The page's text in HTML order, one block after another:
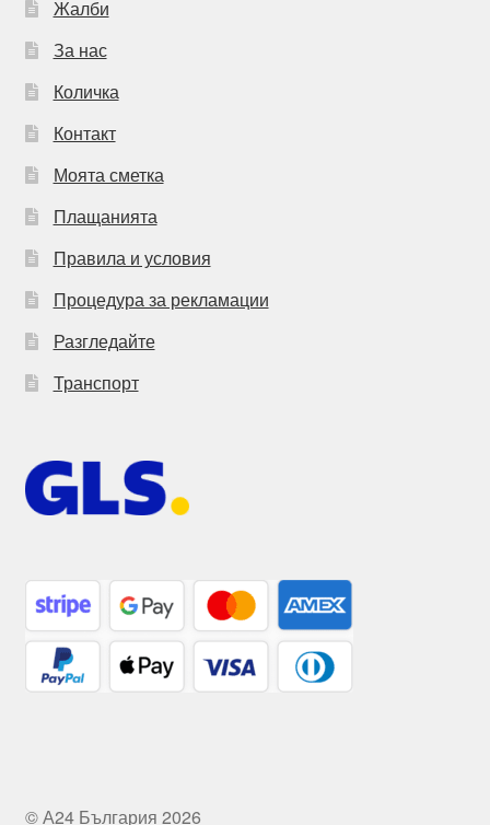
Жалби
За нас
Количка
Контакт
Моята сметка
Плащанията
Правила и условия
Процедура за рекламации
Разгледайте
Транспорт
© А24 България 2026